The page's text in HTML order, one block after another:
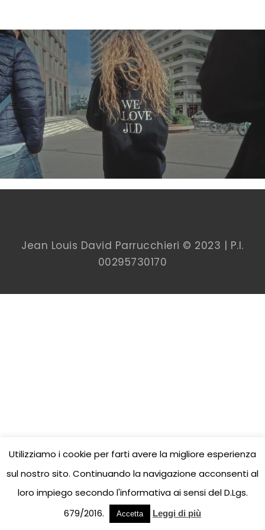
Jean Louis David Parrucchieri © 2023 | P.I.
00295730170
Utilizziamo i cookie per farti avere la migliore esperienza
sul nostro sito. Continuando la navigazione acconsenti al
loro impiego secondo l'informativa ai sensi del D.Lgs.
679/2016.
Accetta Leggi di più